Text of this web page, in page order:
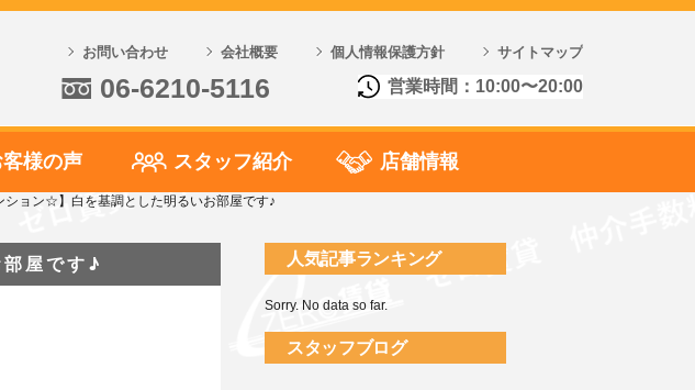
お問い合わせ 会社概要 個人情報保護方針 サイトマップ
06-6210-5116 営業時間：10:00〜20:00
客様の声 スタッフ紹介 店舗情報
ション☆】白を基調とした明るいお部屋です♪
屋です♪ 人気記事ランキング
Sorry. No data so far.
スタッフブログ